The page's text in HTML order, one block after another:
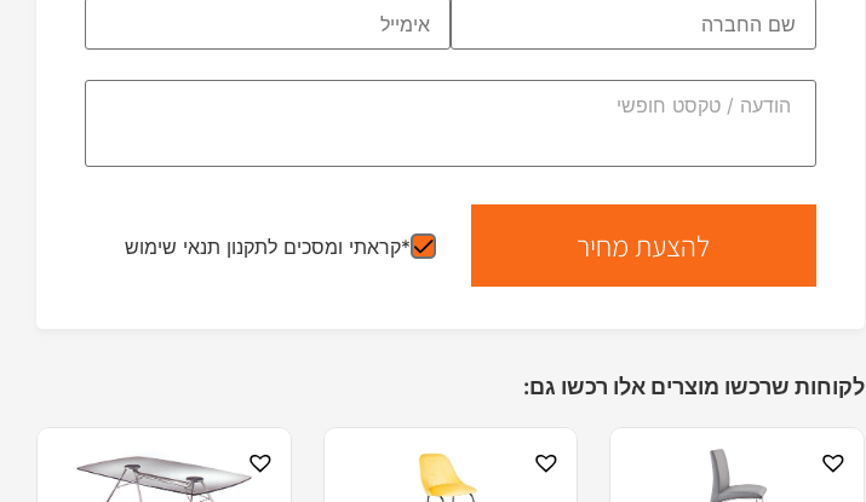
*קראתי ומסכים לתקנון תנאי שימוש
לקוחות שרכשו מוצרים אלו רכשו גם: